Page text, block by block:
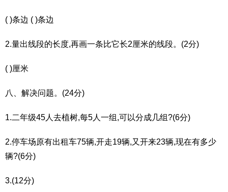
( )条边 ( )条边
2.量出线段的长度,再画一条比它长2厘米的线段。(2分)
( )厘米
八、解决问题。(24分)
1.二年级45人去植树,每5人一组,可以分成几组?(6分)
2.停车场原有出租车75辆,开走19辆,又开来23辆,现在有多少
辆?(6分)
3.(12分)